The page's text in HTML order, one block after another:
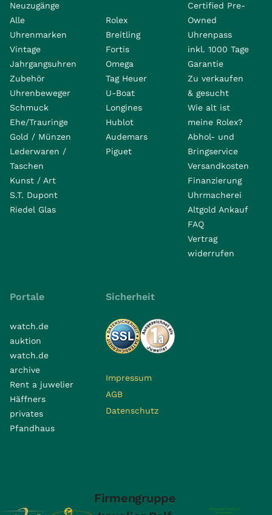
Neuzugänge
Alle
Uhrenmarken
Vintage
Jahrgangsuhren
Zubehör
Uhrenbeweger
Schmuck
Ehe/Trauringe
Gold / Münzen
Lederwaren /
Taschen
Kunst / Art
S.T. Dupont
Riedel Glas
Rolex
Breitling
Fortis
Omega
Tag Heuer
U-Boat
Longines
Hublot
Audemars
Piguet
Certified Pre-
Owned
Uhrenpass
inkl. 1000 Tage
Garantie
Zu verkaufen
& gesucht
Wie alt ist
meine Rolex?
Abhol- und
Bringservice
Versandkosten
Finanzierung
Uhrmacherei
Altgold Ankauf
FAQ
Vertrag
widerrufen
Portale
watch.de
auktion
watch.de
archive
Rent a juwelier
Häffners
privates
Pfandhaus
Sicherheit
Impressum
AGB
Datenschutz
Firmengruppe